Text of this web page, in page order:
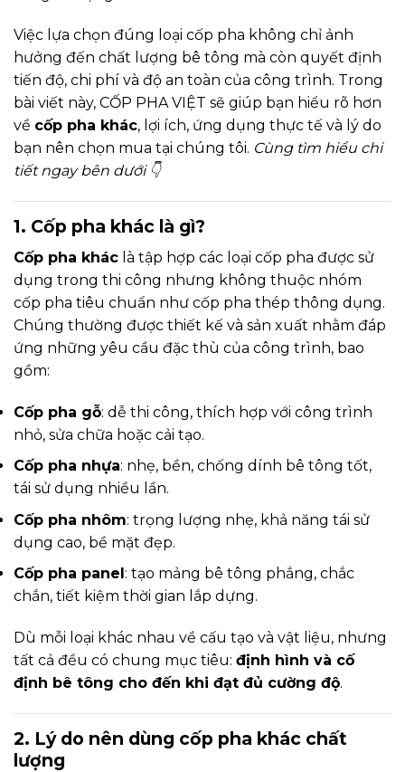
Việc lựa chọn đúng loại cốp pha không chỉ ảnh
hưởng đến chất lượng bê tông mà còn quyết định
tiến độ, chi phí và độ an toàn của công trình. Trong
bài viết này, CỐP PHA VIỆT sẽ giúp bạn hiểu rõ hơn
về cốp pha khác, lợi ích, ứng dụng thực tế và lý do
bạn nên chọn mua tại chúng tôi. Cùng tìm hiểu chi
tiết ngay bên dưới 👇
1. Cốp pha khác là gì?
Cốp pha khác là tập hợp các loại cốp pha được sử
dụng trong thi công nhưng không thuộc nhóm
cốp pha tiêu chuẩn như cốp pha thép thông dụng.
Chúng thường được thiết kế và sản xuất nhằm đáp
ứng những yêu cầu đặc thù của công trình, bao
gồm:
Cốp pha gỗ: dễ thi công, thích hợp với công trình
nhỏ, sửa chữa hoặc cải tạo.
Cốp pha nhựa: nhẹ, bền, chống dính bê tông tốt,
tái sử dụng nhiều lần.
Cốp pha nhôm: trọng lượng nhẹ, khả năng tái sử
dụng cao, bề mặt đẹp.
Cốp pha panel : tạo mảng bê tông phẳng, chắc
chắn, tiết kiệm thời gian lắp dựng.
Dù mỗi loại khác nhau về cấu tạo và vật liệu, nhưng
tất cả đều có chung mục tiêu: định hình và cố
định bê tông cho đến khi đạt đủ cường độ.
2. Lý do nên dùng cốp pha khác chất
lượng